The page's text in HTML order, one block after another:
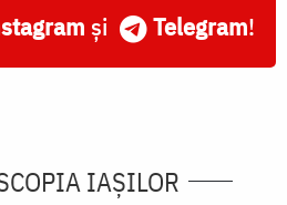
și Telegram!
IAŞILOR